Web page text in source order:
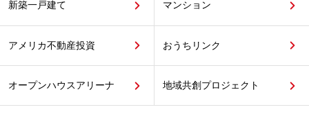
新築一戸建て マンション
アメリカ不動産投資 おうちリンク
オープンハウスアリーナ 地域共創プロジェクト